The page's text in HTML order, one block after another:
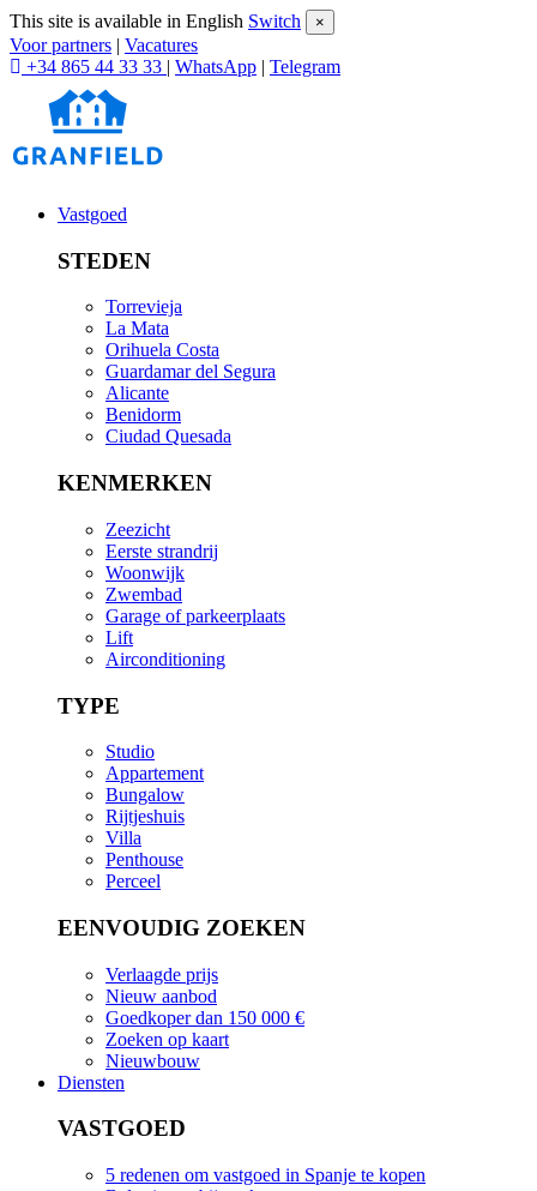
This site is available in English Switch ×
Voor partners | Vacatures
+34 865 44 33 33 | WhatsApp | Telegram
Vastgoed
STEDEN
Torrevieja
La Mata
Orihuela Costa
Guardamar del Segura
Alicante
Benidorm
Ciudad Quesada
KENMERKEN
Zeezicht
Eerste strandrij
Woonwijk
Zwembad
Garage of parkeerplaats
Lift
Airconditioning
TYPE
Studio
Appartement
Bungalow
Rijtjeshuis
Villa
Penthouse
Perceel
EENVOUDIG ZOEKEN
Verlaagde prijs
Nieuw aanbod
Goedkoper dan 150 000 €
Zoeken op kaart
Nieuwbouw
Diensten
VASTGOED
5 redenen om vastgoed in Spanje te kopen